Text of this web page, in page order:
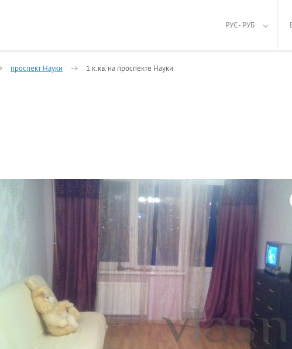
РУС - РУБ
проспект Науки 1 к.кв. на проспекте Науки